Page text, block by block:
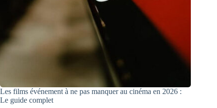
Les films événement à ne pas manquer au cinéma en 2026 :
Le guide complet